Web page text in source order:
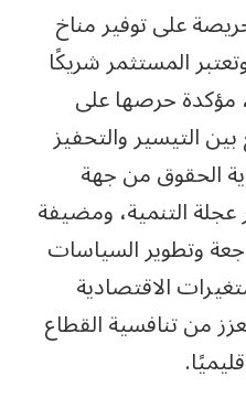
على توفير مناخ
المستثمر شريكًا
مؤكدة حرصها على
التيسير والتحفيز
الحقوق من جهة
التنمية، ومضيفة
وتطوير السياسات
الاقتصادية
من تنافسية القطاع